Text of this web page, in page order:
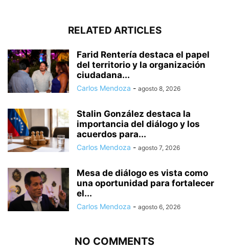
RELATED ARTICLES
Farid Rentería destaca el papel
del territorio y la organización
ciudadana...
Carlos Mendoza - agosto 8, 2026
Stalin González destaca la
importancia del diálogo y los
acuerdos para...
Carlos Mendoza - agosto 7, 2026
Mesa de diálogo es vista como
una oportunidad para fortalecer
el...
Carlos Mendoza - agosto 6, 2026
NO COMMENTS